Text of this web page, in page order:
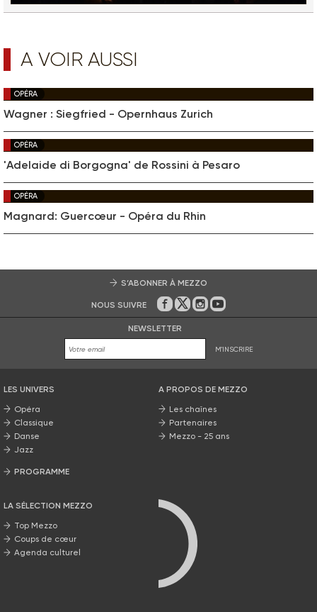
A VOIR AUSSI
OPÉRA
Wagner : Siegfried - Opernhaus Zurich
OPÉRA
'Adelaide di Borgogna' de Rossini à Pesaro
OPÉRA
Magnard: Guercœur - Opéra du Rhin
S’ABONNER À MEZZO
NOUS SUIVRE Sur Facebook
Sur Twitter
Sur Instagram
Sur Youtube
NEWSLETTER
M'INSCRIRE
LES UNIVERS
Opéra
Classique
Danse
Jazz
PROGRAMME
LA SÉLECTION MEZZO
Top Mezzo
Coups de cœur
Agenda culturel
A PROPOS DE MEZZO
Les chaînes
Partenaires
Mezzo - 25 ans